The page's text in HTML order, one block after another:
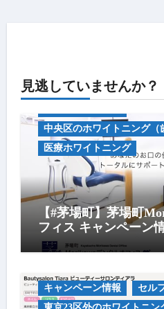
見逃していませんか？
中央区のホワイトニング（
医療ホワイトニング
【#茅場町】茅場町
フィス キャンペーン
キャンペーン情報
セル